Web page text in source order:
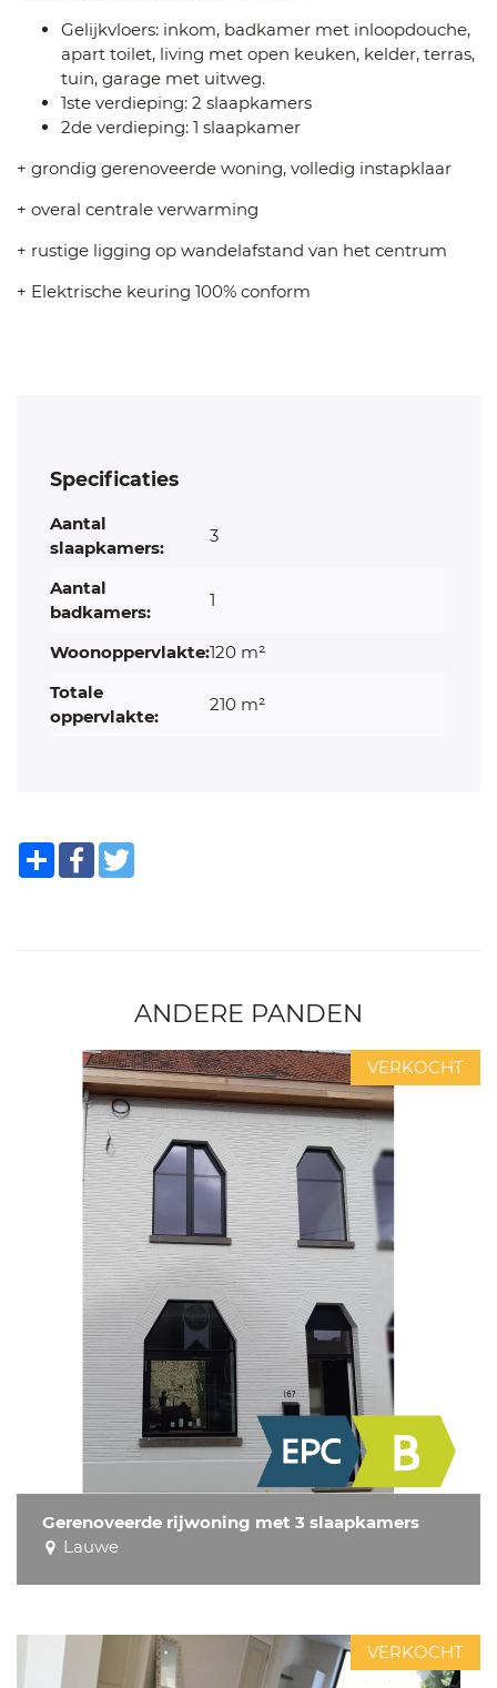
Gelijkvloers: inkom, badkamer met inloopdouche,
apart toilet, living met open keuken, kelder, terras,
tuin, garage met uitweg.
1ste verdieping: 2 slaapkamers
2de verdieping: 1 slaapkamer
+ grondig gerenoveerde woning, volledig instapklaar
+ overal centrale verwarming
+ rustige ligging op wandelafstand van het centrum
+ Elektrische keuring 100% conform
Specificaties
Aantal
slaapkamers:
3
Aantal
badkamers:
1
Woonoppervlakte:120 m²
Totale
oppervlakte:
210 m²
ShareFacebook
ANDERE PANDEN
Gerenoveerde rijwoning met 3 slaapkamers
Lauwe
VERKOCHT
VERKOCHT